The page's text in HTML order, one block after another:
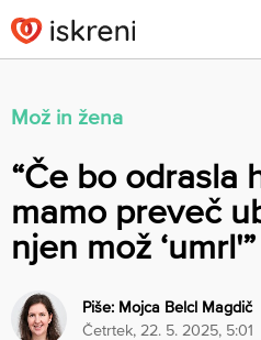
to
content
Mož in žena
“Če bo odrasla
mamo preveč
njen mož ‘umrl'”
Piše: Mojca Belcl Magdič
četrtek, 22. 5. 2025, 5:01